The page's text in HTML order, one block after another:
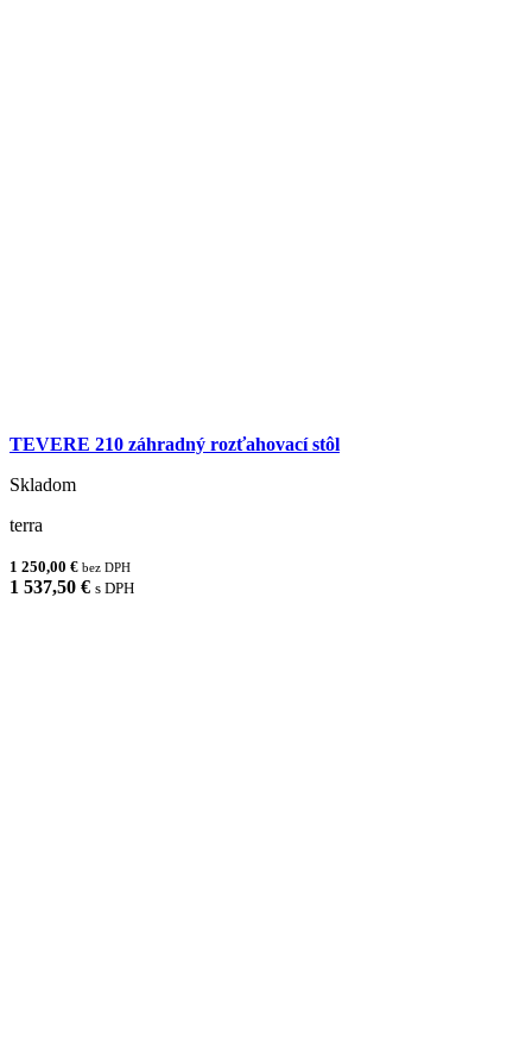
TEVERE 210 záhradný rozťahovací stôl
Skladom
terra
1 250,00 € bez DPH
1 537,50 € s DPH